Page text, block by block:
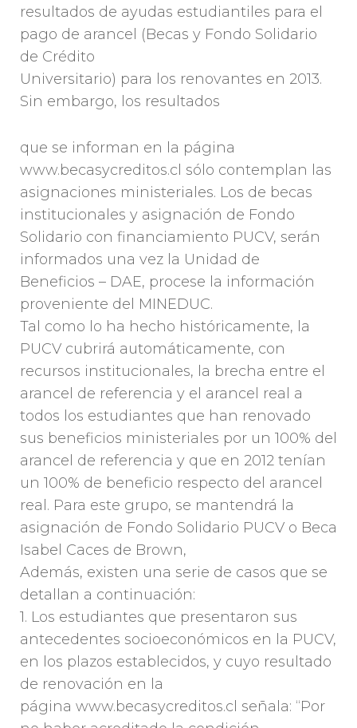
resultados de ayudas estudiantiles para el
pago de arancel (Becas y Fondo Solidario
de Crédito
Universitario) para los renovantes en 2013.
Sin embargo, los resultados
que se informan en la página
www.becasycreditos.cl sólo contemplan las
asignaciones ministeriales. Los de becas
institucionales y asignación de Fondo
Solidario con financiamiento PUCV, serán
informados una vez la Unidad de
Beneficios – DAE, procese la información
proveniente del MINEDUC.
Tal como lo ha hecho históricamente, la
PUCV cubrirá automáticamente, con
recursos institucionales, la brecha entre el
arancel de referencia y el arancel real a
todos los estudiantes que han renovado
sus beneficios ministeriales por un 100% del
arancel de referencia y que en 2012 tenían
un 100% de beneficio respecto del arancel
real. Para este grupo, se mantendrá la
asignación de Fondo Solidario PUCV o Beca
Isabel Caces de Brown,
Además, existen una serie de casos que se
detallan a continuación:
1. Los estudiantes que presentaron sus
antecedentes socioeconómicos en la PUCV,
en los plazos establecidos, y cuyo resultado
de renovación en la
página www.becasycreditos.cl señala: “Por